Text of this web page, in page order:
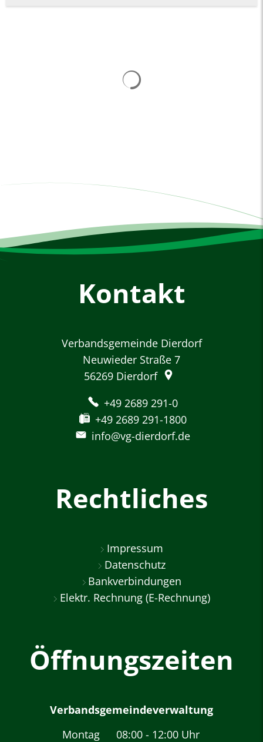
Kontakt
Verbandsgemeinde Dierdorf
Neuwieder Straße 7
56269 Dierdorf
+49 2689 291-0
+49 2689 291-1800
info@vg-dierdorf.de
Rechtliches
Impressum
Datenschutz
Bankverbindungen
Elektr. Rechnung (E-Rechnung)
Öffnungszeiten
Verbandsgemeindeverwaltung
Montag
08:00 - 12:00 Uhr